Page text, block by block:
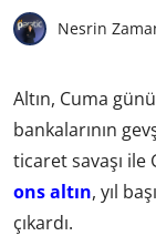
Nesrin
Altın, Cuma
bankalarının
ticaret savaşı
ons altın, yıl
çıkardı.